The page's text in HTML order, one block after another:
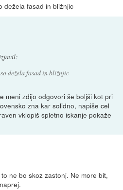
dežela fasad in bližnjic
:
dežela fasad in bližnjic
meni zdijo odgovori še boljši kot pri
zna kar solidno, napiše cel
vklopiš spletno iskanje pokaže
ne bo skoz zastonj. Ne more bit,